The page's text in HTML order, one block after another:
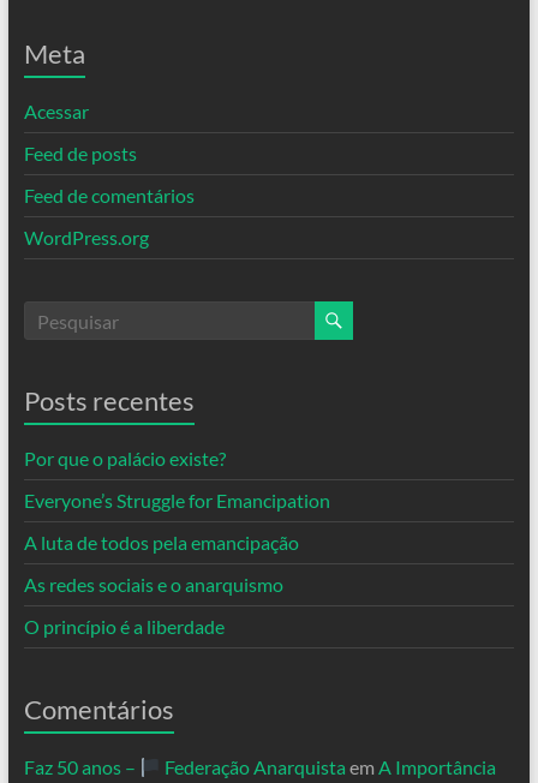
Meta
Acessar
Feed de posts
Feed de comentários
WordPress.org
Posts recentes
Por que o palácio existe?
Everyone’s Struggle for Emancipation
A luta de todos pela emancipação
As redes sociais e o anarquismo
O princípio é a liberdade
Comentários
Faz 50 anos – Federação Anarquista em A Importância